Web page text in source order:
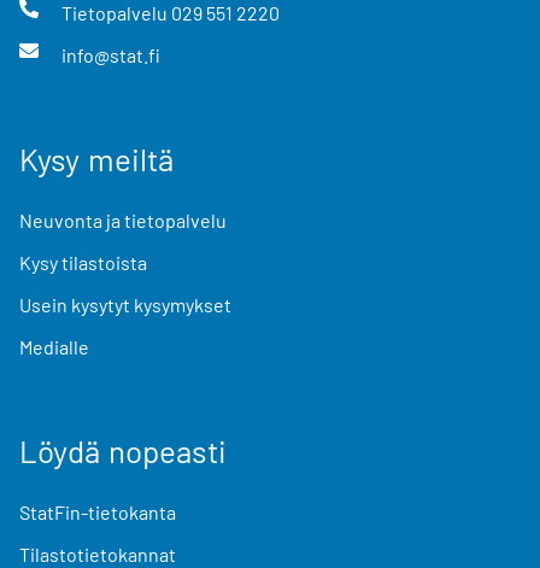
Tietopalvelu 029 551 2220
info@stat.fi
Kysy meiltä
Neuvonta ja tietopalvelu
Kysy tilastoista
Usein kysytyt kysymykset
Medialle
Löydä nopeasti
StatFin-tietokanta
Tilastotietokannat